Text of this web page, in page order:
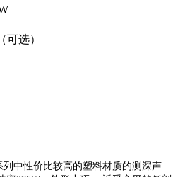
可选）
中性价比较高的塑料材质的测深声